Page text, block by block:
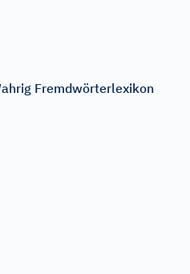
Fremdwörterlexikon